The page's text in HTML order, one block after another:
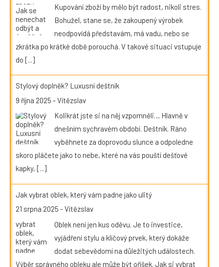
Kupování zboží by mělo být radost, nikoli stres.
Bohužel, stane se, že zakoupený výrobek
neodpovídá představám, má vadu, nebo se
zkrátka po krátké době porouchá. V takové situaci vstupuje
do [...]
Stylový doplněk? Luxusní deštník
9 října 2025 -Vítězslav
Kolikrát jste si na něj vzpomněli… Hlavně v
dnešním sychravém období. Deštník. Ráno
vyběhnete za doprovodu slunce a odpoledne
skoro pláčete jako to nebe, které na vás pouští dešťové
kapky, [...]
Jak vybrat oblek, který vám padne jako ulitý
21 srpna 2025 -Vítězslav
Oblek není jen kus oděvu. Je to investice,
vyjádření stylu a klíčový prvek, který dokáže
dodat sebevědomí na důležitých událostech.
Výběr správného obleku ale může být oříšek. Jak si vybrat